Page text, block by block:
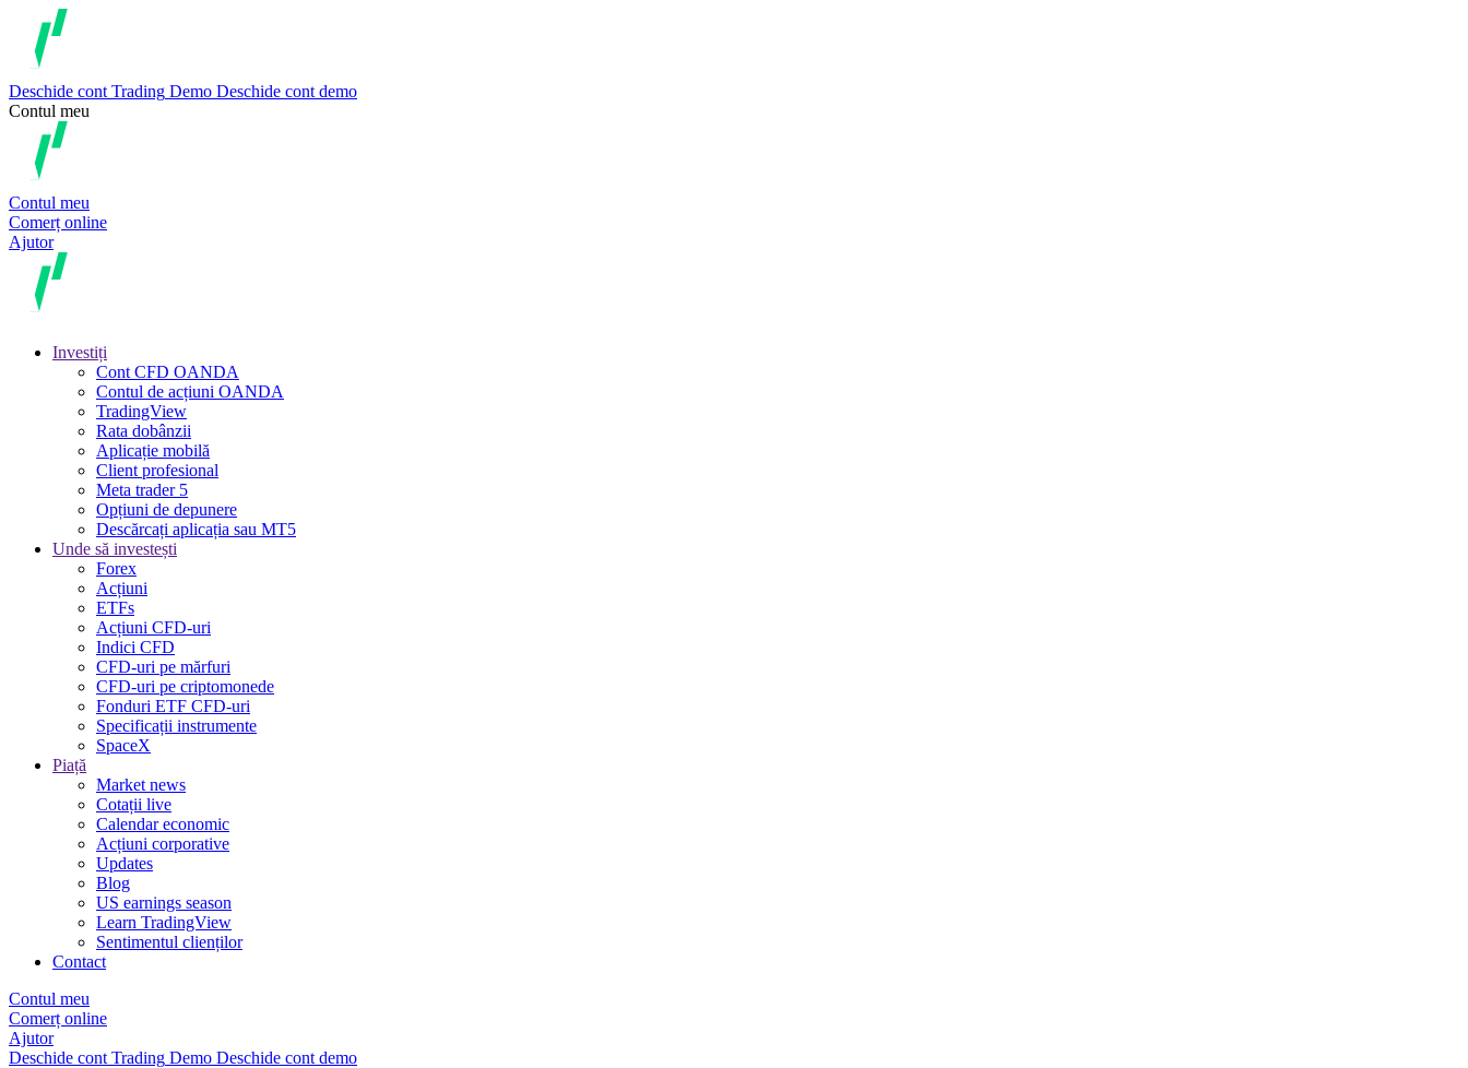
Deschide cont Trading Demo Deschide cont demo
Contul meu
Contul meu
Comerț online
Ajutor
Investiți
Cont CFD OANDA
Contul de acțiuni OANDA
TradingView
Rata dobânzii
Aplicație mobilă
Client profesional
Meta trader 5
Opțiuni de depunere
Descărcați aplicația sau MT5
Unde să investești
Forex
Acțiuni
ETFs
Acțiuni CFD-uri
Indici CFD
CFD-uri pe mărfuri
CFD-uri pe criptomonede
Fonduri ETF CFD-uri
Specificații instrumente
SpaceX
Piață
Market news
Cotații live
Calendar economic
Acțiuni corporative
Updates
Blog
US earnings season
Learn TradingView
Sentimentul clienților
Contact
Contul meu
Comerț online
Ajutor
Deschide cont Trading Demo Deschide cont demo